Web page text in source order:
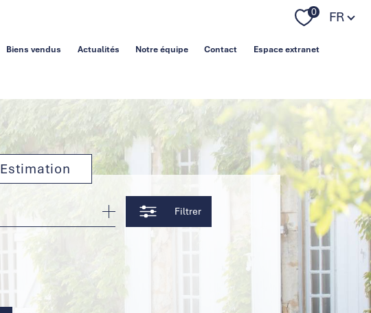
0 Langue
FR
Biens vendus Actualités Notre équipe Contact Espace extranet
Estimation
Filtrer